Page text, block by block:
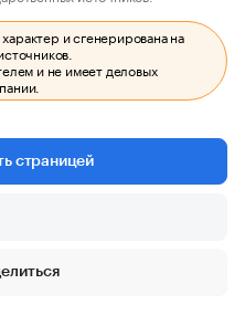
и сгенерирована на
и не имеет деловых
страницей